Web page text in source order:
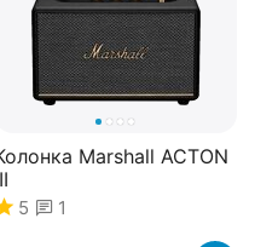
Marshall ACTON
5 1